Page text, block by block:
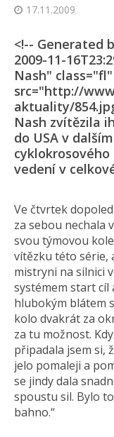
17.11.2009
<!-- Generated
2009-11-
Nash"
src="http://
aktuality/
Nash zvítězila
do USA v
cyklokrosového
vedení v
Ve čtvrtek
za sebou nechala
svou týmovou
vítězku této série,
mistryni na silnici
systémem start cíl
hlubokým blátem
kolo dvakrát za
za tu možnost.
připadala jsem si,
jelo pomaleji a
se jindy dala
spoustu sil. Bylo
bahno.“